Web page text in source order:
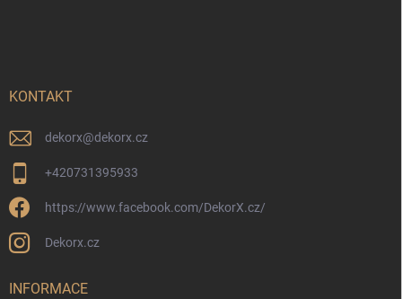
KONTAKT
dekorx@dekorx.cz
+420731395933
https://www.facebook.com/DekorX.cz/
Dekorx.cz
INFORMACE